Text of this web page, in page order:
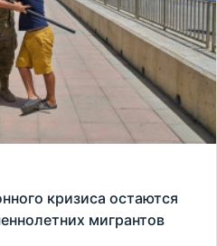
кризиса остаются
мигрантов